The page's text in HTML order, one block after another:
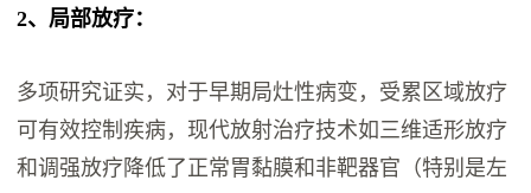
2、局部放疗：
多项研究证实，对于早期局灶性病变，受累区域放疗
可有效控制疾病，现代放射治疗技术如三维适形放疗
和调强放疗降低了正常胃黏膜和非靶器官（特别是左